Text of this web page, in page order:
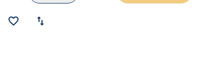
favorite_border import_export